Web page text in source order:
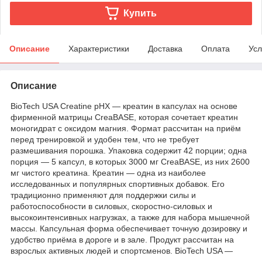
Купить
Описание Характеристики Доставка Оплата
Описание
BioTech USA Creatine pHX — креатин в капсулах на основе
фирменной матрицы CreaBASE, которая сочетает креатин
моногидрат с оксидом магния. Формат рассчитан на приём
перед тренировкой и удобен тем, что не требует
размешивания порошка. Упаковка содержит 42 порции; одна
порция — 5 капсул, в которых 3000 мг CreaBASE, из них 2600
мг чистого креатина. Креатин — одна из наиболее
исследованных и популярных спортивных добавок. Его
традиционно применяют для поддержки силы и
работоспособности в силовых, скоростно-силовых и
высокоинтенсивных нагрузках, а также для набора мышечной
массы. Капсульная форма обеспечивает точную дозировку и
удобство приёма в дороге и в зале. Продукт рассчитан на
взрослых активных людей и спортсменов. BioTech USA —